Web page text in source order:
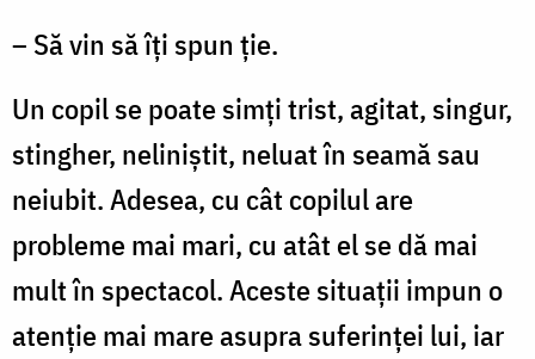
– Să vin să îți spun ție.
Un copil se poate simți trist, agitat, singur,
stingher, neliniștit, neluat în seamă sau
neiubit. Adesea, cu cât copilul are
probleme mai mari, cu atât el se dă mai
mult în spectacol. Aceste situații impun o
atenție mai mare asupra suferinței lui, iar